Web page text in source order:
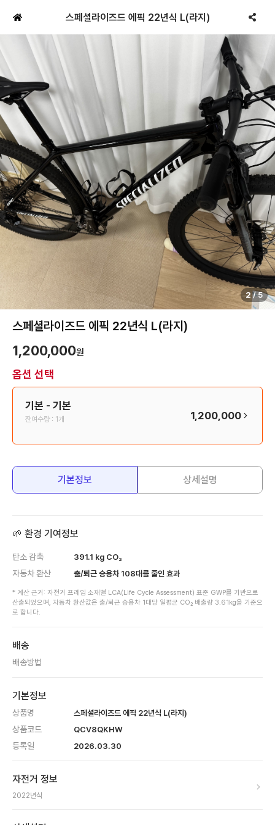
스페셜라이즈드 에픽 22년식 L(라지)
2/5
스페셜라이즈드 에픽 22년식 L(라지)
1,200,000원
옵션 선택
기본 - 기본
잔여수량 : 1개 1,200,000
기본정보 상세설명
🌱 환경 기여정보
탄소 감축 391.1 kg CO₂
자동차 환산 출/퇴근 승용차 108대를 줄인 효과
* 계산 근거: 자전거 프레임 소재별 LCA(Life Cycle Assessment) 표준 GWP를 기반으로
산출되었으며, 자동차 환산값은 출/퇴근 승용차 1대당 일평균 CO₂ 배출량 3.61kg을 기준으
로 합니다.
배송
배송방법
기본정보
상품명 스페셜라이즈드 에픽 22년식 L(라지)
상품코드 QCV8QKHW
등록일 2026.03.30
자전거 정보
2022년식